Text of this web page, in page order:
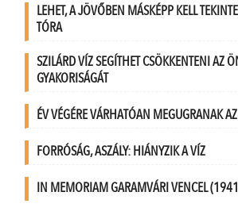
LEHET, A JÖVŐBEN MÁSKÉPP KELL
TÓRA
SZILÁRD VÍZ SEGÍTHET CSÖKKENTENI AZ
GYAKORISÁGÁT
ÉV VÉGÉRE VÁRHATÓAN MEGUGRANAK
FORRÓSÁG, ASZÁLY: HIÁNYZIK A VÍZ
IN MEMORIAM GARAMVÁRI VENCEL